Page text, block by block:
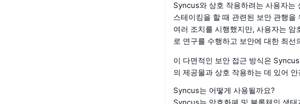
Syncus와 상호 작용하려는 사용자는
스테이킹을 할 때 관련된 보안 관행
여러 조치를 시행했지만, 사용자는
로 연구를 수행하고 보안에 대한 최
이 다면적인 보안 접근 방식은
의 제공물과 상호 작용하는 데 있어
Syncus는 어떻게 사용될까요?